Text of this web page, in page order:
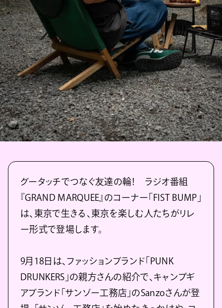
グータッチでつなぐ友達の輪！ ラジオ番組
『GRAND MARQUEE』のコーナー「FIST BUMP」
は、東京で生きる、東京を楽しむ人たちがリレ
ー形式で登場します。
9月18日は、ファッションブランド「PUNK
DRUNKERS」の親方さんの紹介で、キャンプギ
アブランド「サンゾー工務店」のSanzoさんが登